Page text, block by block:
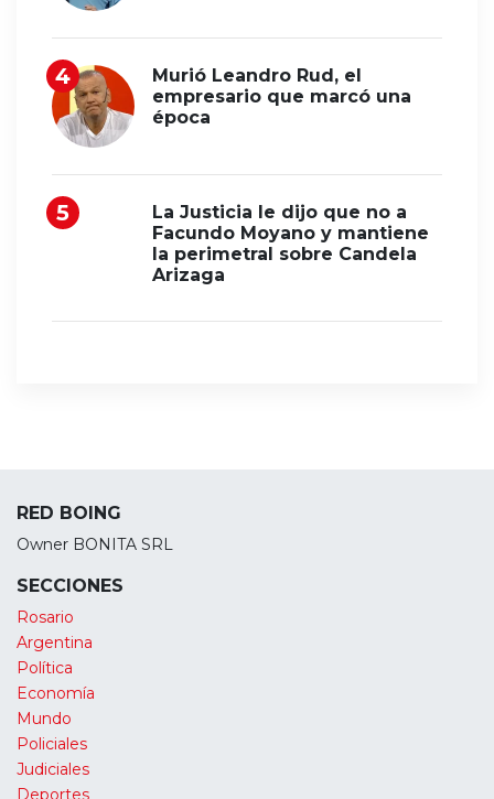
Murió Leandro Rud, el
empresario que marcó una
época
La Justicia le dijo que no a
Facundo Moyano y mantiene
la perimetral sobre Candela
Arizaga
RED BOING
Owner BONITA SRL
SECCIONES
Rosario
Argentina
Política
Economía
Mundo
Policiales
Judiciales
Deportes